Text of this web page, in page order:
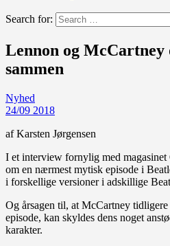
Search for:
Lennon og McCartney
sammen
Nyhed
24/09 2018
af Karsten Jørgensen
I et interview fornylig med
om en nærmest mytisk episode i
i forskellige versioner i adskillige
Og årsagen til, at McCartney
episode, kan skyldes dens noget
karakter.